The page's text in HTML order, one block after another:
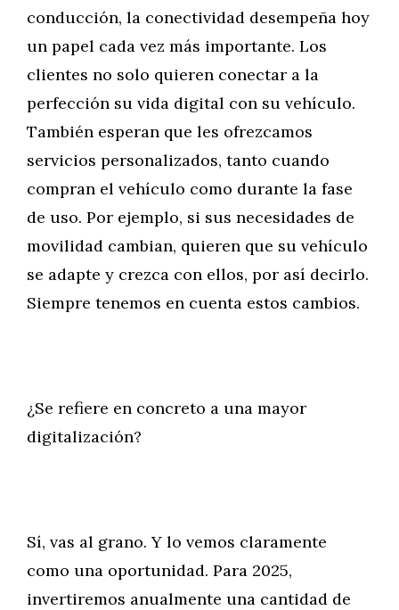
conducción, la conectividad desempeña hoy
un papel cada vez más importante. Los
clientes no solo quieren conectar a la
perfección su vida digital con su vehículo.
También esperan que les ofrezcamos
servicios personalizados, tanto cuando
compran el vehículo como durante la fase
de uso. Por ejemplo, si sus necesidades de
movilidad cambian, quieren que su vehículo
se adapte y crezca con ellos, por así decirlo.
Siempre tenemos en cuenta estos cambios.
¿Se refiere en concreto a una mayor
digitalización?
Sí, vas al grano. Y lo vemos claramente
como una oportunidad. Para 2025,
invertiremos anualmente una cantidad de